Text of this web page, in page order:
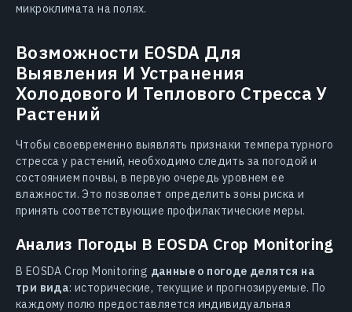
микроклимата на полях.
Возможности EOSDA Для
Выявления И Устранения
Холодового И Теплового Стресса У
Растений
Чтобы своевременно выявлять признаки температурного
стресса у растений, необходимо следить за погодой и
состоянием почвы, в первую очередь уровнем ее
влажности. Это позволяет определить зоны риска и
принять соответствующие профилактические меры.
Анализ Погоды В EOSDA Crop Monitoring
В EOSDA Crop Monitoring данные о погоде делятся на
три вида: исторические, текущие и прогнозируемые. По
каждому полю предоставляется индивидуальная